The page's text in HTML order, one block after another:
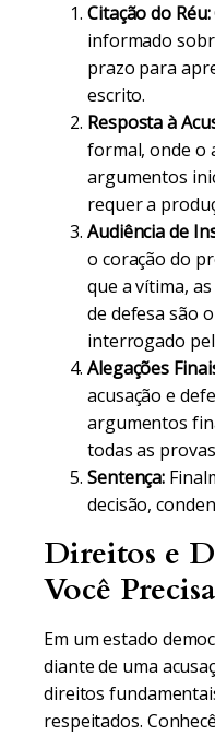
Citação do Réu:
informado
prazo para
escrito.
Resposta à
formal, onde o
argumentos
requer a
Audiência de
o coração do
que a vítima,
de defesa são
interrogado
Alegações
acusação e
argumentos
todas as
Sentença:
decisão,
Direitos e
Você
Em um estado
diante de uma
direitos
respeitados.